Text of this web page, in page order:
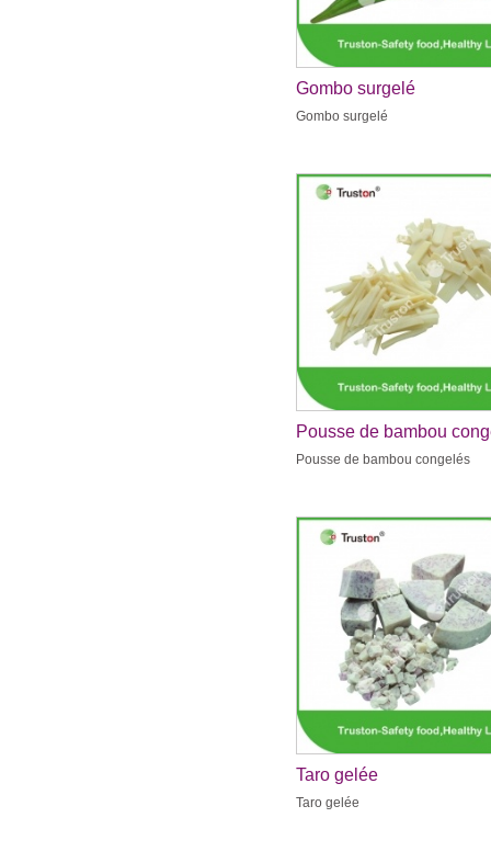
Gombo surgelé
Gombo surgelé
Pousse de bambou
Pousse de bambou congelés
Taro gelée
Taro gelée